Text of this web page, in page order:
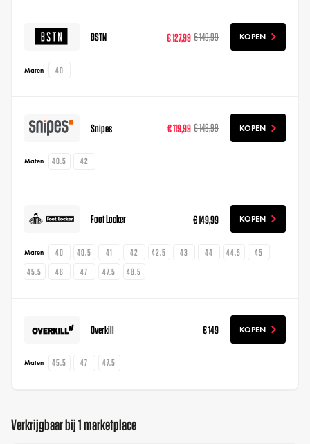
BSTN € 127,99 € 149,99 KOPEN
Maten 40
Snipes € 119,99 € 149,99 KOPEN
Maten 40.5 42
Foot Locker € 149,99 KOPEN
Maten 40 40.5 41 42 42.5 43 44 44.5
45
45.5
46 47 47.5 48.5
Overkill € 149 KOPEN
Maten 45.5 47 47.5
Verkrijgbaar bij 1 marketplace